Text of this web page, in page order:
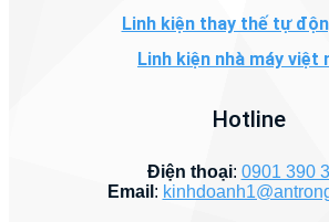
Linh kiện thay thế tự
Linh kiện nhà máy việt
Hotline
Điện thoại: 0901 390
Email :